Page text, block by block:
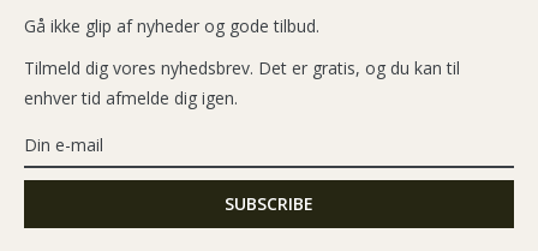
Gå ikke glip af nyheder og gode tilbud.
Tilmeld dig vores nyhedsbrev. Det er gratis, og du kan til
enhver tid afmelde dig igen.